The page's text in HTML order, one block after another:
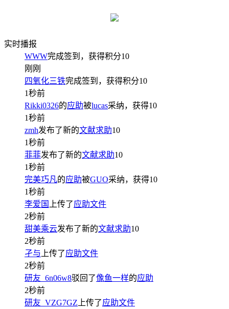
实时播报
WWW完成签到，获得积分10
刚刚
四氧化三铁完成签到，获得积分10
1秒前
Rikki0326的应助被lucas采纳，获得10
1秒前
zmh发布了新的文献求助10
1秒前
菲菲发布了新的文献求助10
1秒前
完美巧凡的应助被GUO采纳，获得10
1秒前
李爱国
上传了应助文件
2秒前
甜美乘云发布了新的文献求助10
2秒前
孑与 上传了应助文件
2秒前
研友_6n06w8驳回了像鱼一样的应助
2秒前
研友_VZG7GZ 上传了应助文件